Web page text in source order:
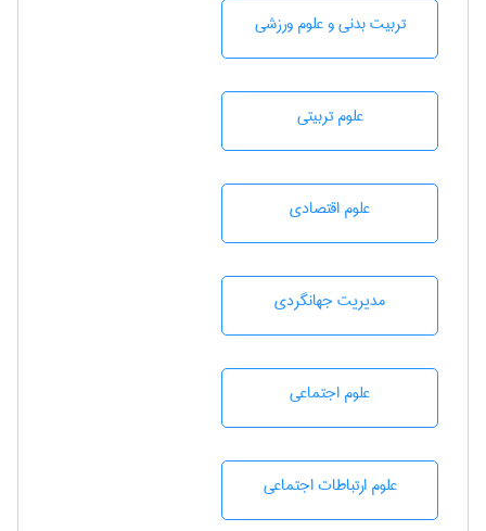
تربيت بدنی و علوم ورزشی
علوم تربيتی
علوم اقتصادی
مديريت جهانگردی
علوم اجتماعی
علوم ارتباطات اجتماعی